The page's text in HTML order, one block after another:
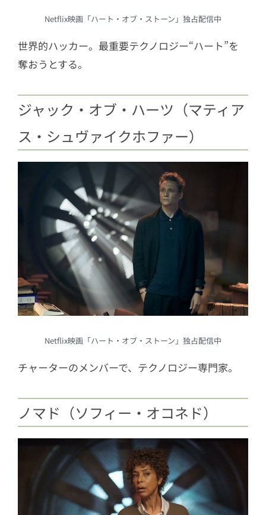
Netflix映画「ハート・オブ・ストーン」独占配信中
世界的ハッカー。最重要テクノロジー“ハート”を
奪おうとする。
ジャック・オブ・ハーツ（マティア
ス・シュヴァイクホファー）
Netflix映画「ハート・オブ・ストーン」独占配信中
チャーターのメンバーで、テクノロジー専門家。
ノマド（ソフィー・オコネド）